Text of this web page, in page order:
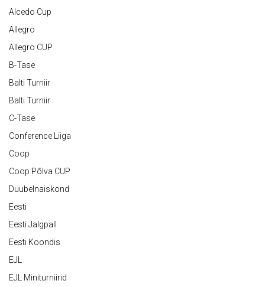
Alcedo Cup
Allegro
Allegro CUP
B-Tase
Balti Turniir
Balti Turniir
C-Tase
Conference Liiga
Coop
Coop Põlva CUP
Duubelnaiskond
Eesti
Eesti Jalgpall
Eesti Koondis
EJL
EJL Miniturniirid